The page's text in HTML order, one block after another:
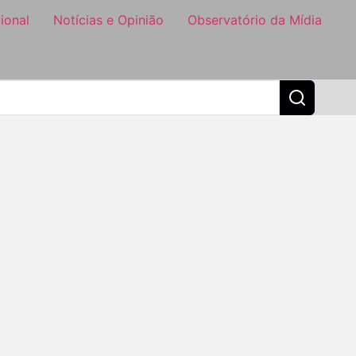
Notícias e Opinião Observatório da Mídia